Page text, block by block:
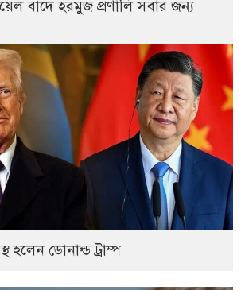
বাদে হরমুজ প্রণালি সবার জন্য
হলেন ডোনাল্ড ট্রাম্প